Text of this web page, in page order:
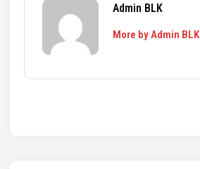
Admin BLK
More by Admin BLK